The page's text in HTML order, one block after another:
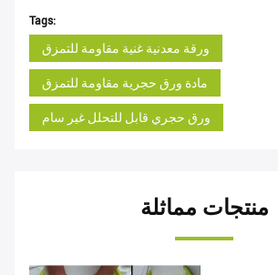
Tags:
ورقة معدنية غنية مقاومة للتمزق
مادة ورق حجرية مقاومة للتمزق
ورق حجري قابل للتحلل غير سام
منتجات مماثلة